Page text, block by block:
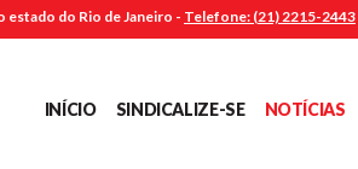
estado do Rio de Janeiro - Telefone: (21) 2215-2443
INÍCIO SINDICALIZE-SE NOTÍCIAS